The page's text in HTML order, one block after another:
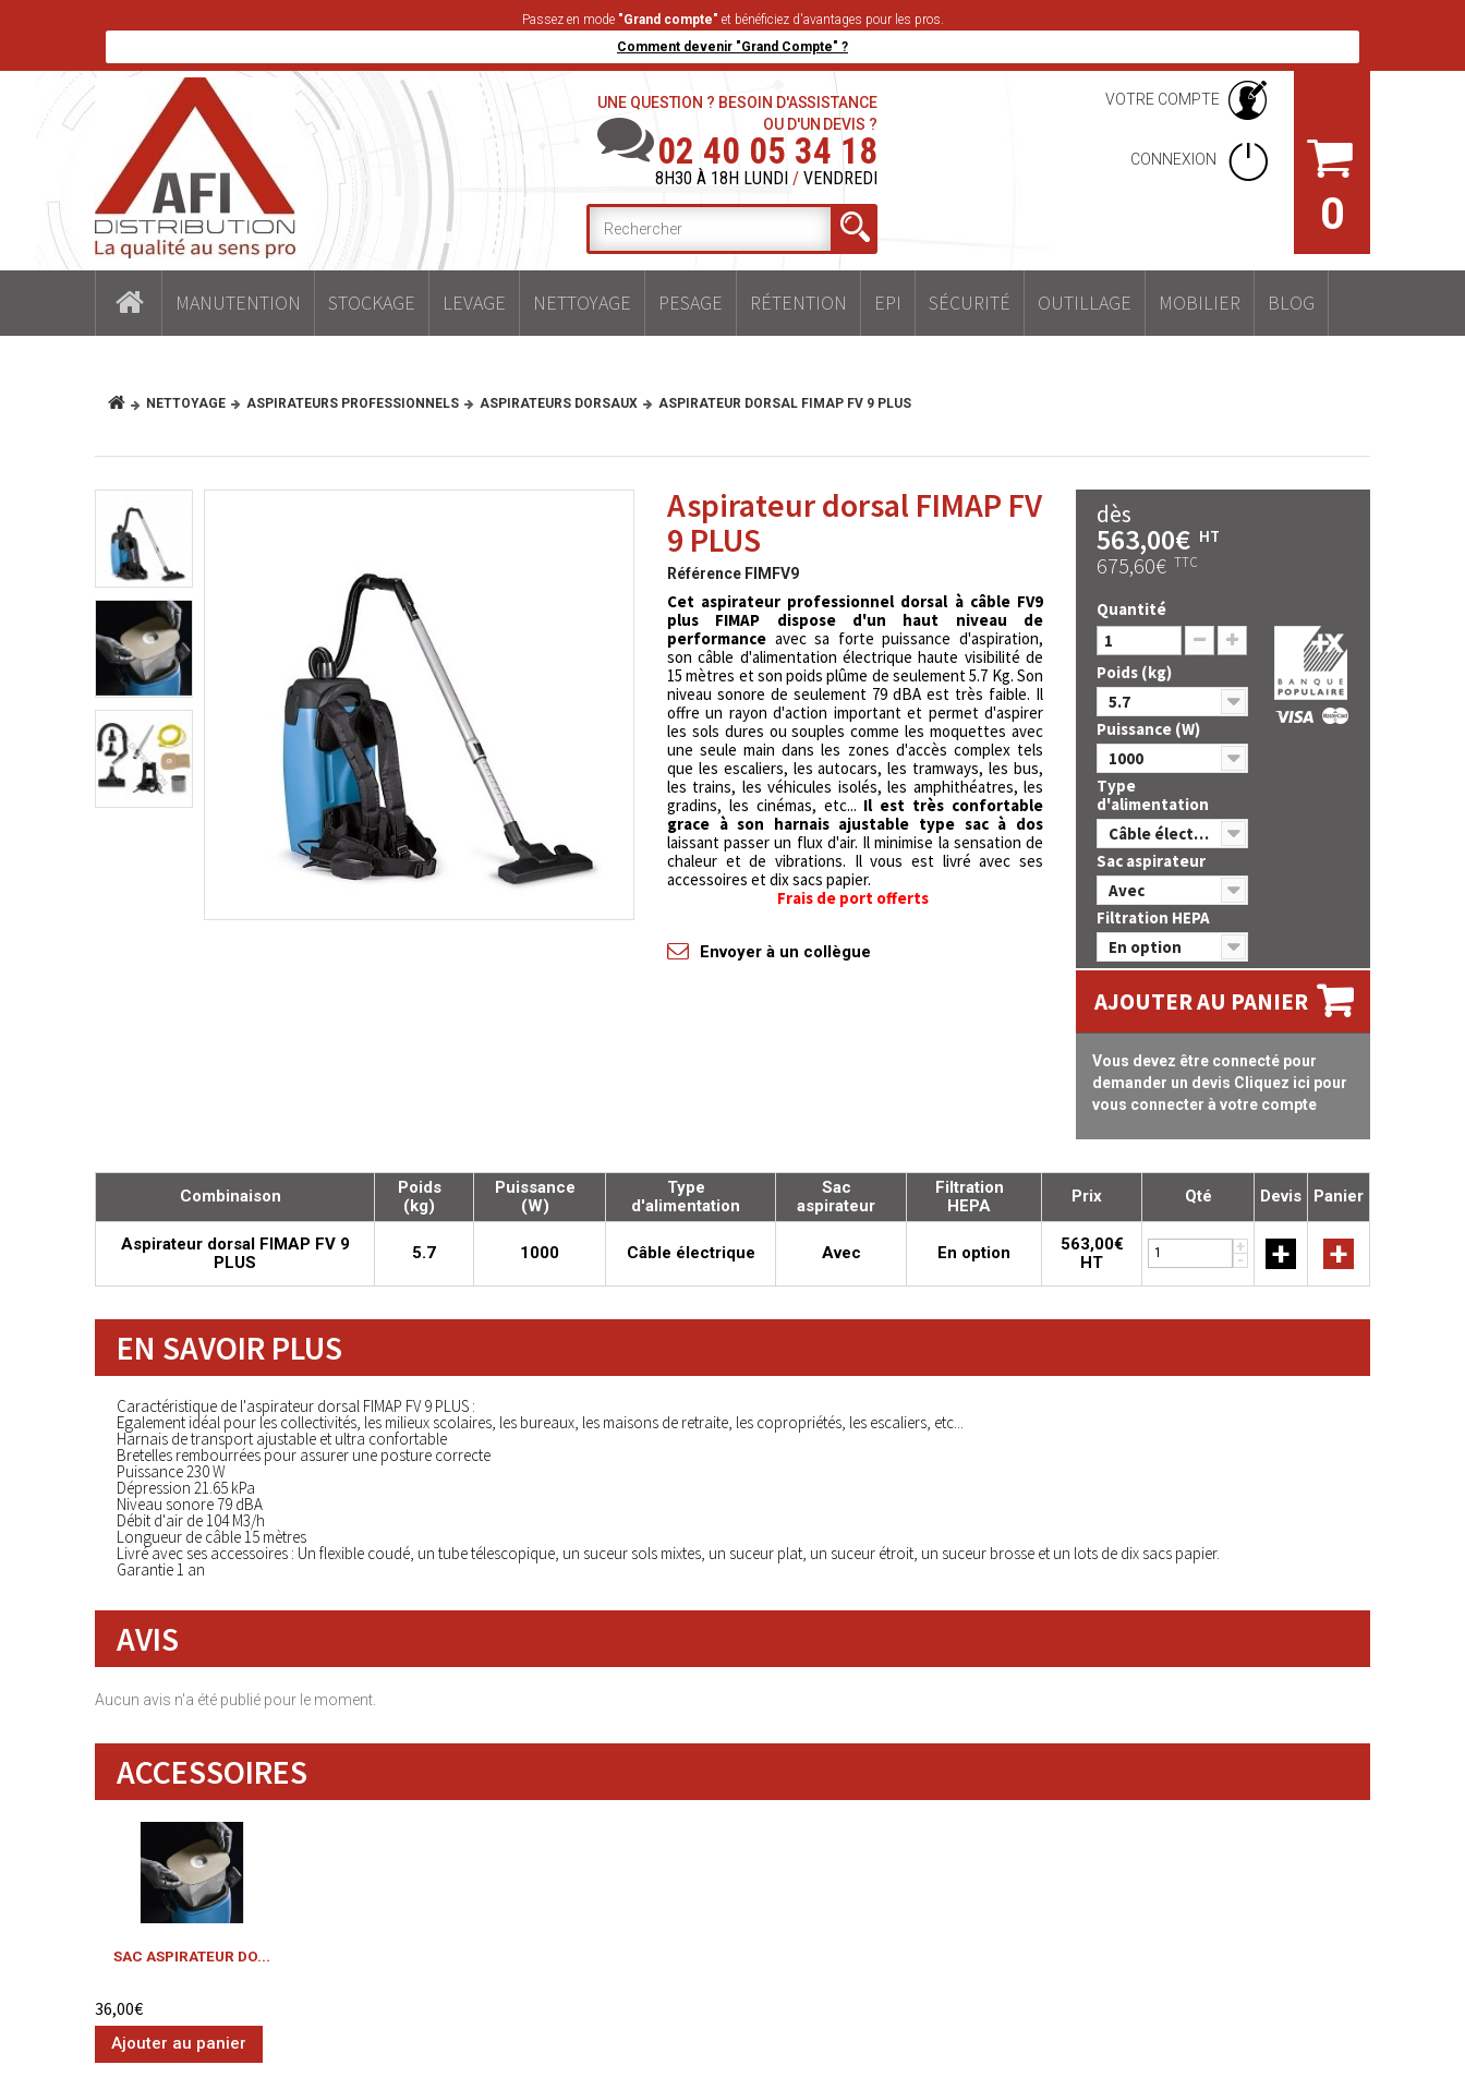
Passez en mode "Grand compte" et bénéficiez d'avantages pour les pros.
Comment devenir "Grand Compte" ?
0
VOTRE COMPTE
CONNEXION
UNE QUESTION ? BESOIN D'ASSISTANCE
OU D'UN DEVIS ?
02 40 05 34 18
8H30 À 18H LUNDI / VENDREDI
MANUTENTION STOCKAGE LEVAGE NETTOYAGE PESAGE RÉTENTION EPI SÉCURITÉ OUTILLAGE MOBILIER BLOG
NETTOYAGE ASPIRATEURS PROFESSIONNELS ASPIRATEURS DORSAUX ASPIRATEUR DORSAL FIMAP FV 9 PLUS
Aspirateur dorsal FIMAP FV
9 PLUS
Référence FIMFV9
Cet aspirateur professionnel dorsal à câble FV9
plus FIMAP dispose d'un haut niveau de
performanceavec sa forte puissance d'aspiration,
son câble d'alimentation électrique haute visibilité de
15 mètres et son poids plûme de seulement 5.7 Kg. Son
niveau sonore de seulement 79 dBA est très faible. Il
offre un rayon d'action important et permet d'aspirer
les sols dures ou souples comme les moquettes avec
une seule main dans les zones d'accès complex tels
que les escaliers, les autocars, les tramways, les bus,
les trains, les véhicules isolés, les amphithéatres, les
gradins, les cinémas, etc... Il est très confortable
grace à son harnais ajustable type sac à dos
laissant passer un flux d'air. Il minimise la sensation de
chaleur et de vibrations. Il vous est livré avec ses
accessoires et dix sacs papier.
Frais de port offerts
Envoyer à un collègue
dès
563,00€ HT
675,60€ TTC
Quantité
Poids (kg)
5.7
Puissance (W)
1000
Type
d'alimentation
Câble électrique
Sac aspirateur
Avec
Filtration HEPA
En option
AJOUTER AU PANIER
Vous devez être connecté pour
demander un devis Cliquez ici pour
vous connecter à votre compte
Combinaison
Poids
(kg)
Puissance
(W)
Type
d'alimentation
Sac
aspirateur
Filtration
HEPA
Prix Qté Devis Panier
Aspirateur dorsal FIMAP FV 9
PLUS
5.7 1000 Câble électrique Avec En option
563,00€
HT
+
- + +
EN SAVOIR PLUS
Caractéristique de l'aspirateur dorsal FIMAP FV 9 PLUS :
Egalement idéal pour les collectivités, les milieux scolaires, les bureaux, les maisons de retraite, les copropriétés, les escaliers, etc...
Harnais de transport ajustable et ultra confortable
Bretelles rembourrées pour assurer une posture correcte
Puissance 230 W
Dépression 21.65 kPa
Niveau sonore 79 dBA
Débit d'air de 104 M3/h
Longueur de câble 15 mètres
Livré avec ses accessoires : Un flexible coudé, un tube télescopique, un suceur sols mixtes, un suceur plat, un suceur étroit, un suceur brosse et un lots de dix sacs papier.
Garantie 1 an
AVIS
Aucun avis n'a été publié pour le moment.
ACCESSOIRES
SAC ASPIRATEUR DO...
36,00€
Ajouter au panier